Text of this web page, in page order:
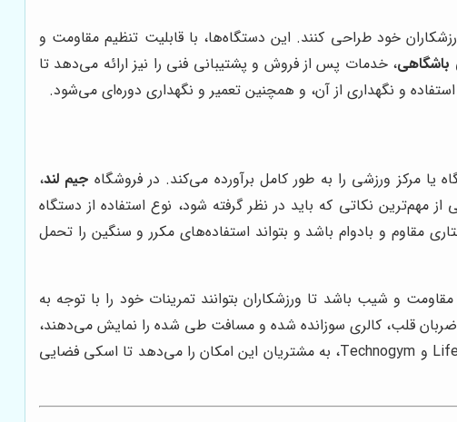
خود طراحی کنند. این دستگاه‌ها، با قابلیت تنظیم مقاومت و
، خدمات پس از فروش و پشتیبانی فنی را نیز ارائه می‌دهد تا
و نگهداری از آن، و همچنین تعمیر و نگهداری دوره‌ای می‌شود.
یا مرکز ورزشی را به طور کامل برآورده می‌کند. در فروشگاه جیم لند،
مهم‌ترین نکاتی که باید در نظر گرفته شود، نوع استفاده از دستگاه
مقاوم و بادوام باشد و بتواند استفاده‌های مکرر و سنگین را تحمل
و شیب باشد تا ورزشکاران بتوانند تمرینات خود را با توجه به
ضربان قلب، کالری سوزانده شده و مسافت طی شده را نمایش می‌دهند،
با ارائه مدل‌های متنوع از برندهای معتبر مانند Life Fitness، Precor و Technogym، به مشتریان این امکان را می‌دهد تا اسکی فضایی